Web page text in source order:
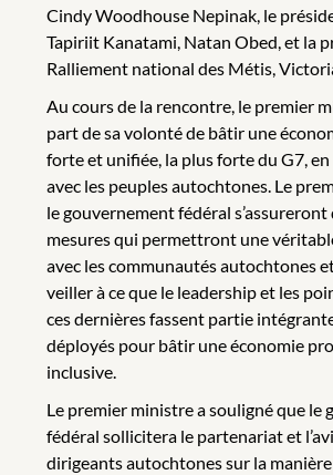
Cindy Woodhouse Nepinak, le
Tapiriit Kanatami, Natan Obed, et la
Ralliement national des Métis,
Au cours de la rencontre, le premier
part de sa volonté de bâtir une
forte et unifiée, la plus forte du G7,
avec les peuples autochtones. Le
le gouvernement fédéral s’assureront
mesures qui permettront une
avec les communautés autochtones
veiller à ce que le leadership et les
ces dernières fassent partie
déployés pour bâtir une économie
inclusive.
Le premier ministre a souligné que le
fédéral sollicitera le partenariat et
dirigeants autochtones sur la